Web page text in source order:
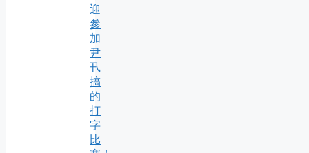
迎
參
加
尹
卂
搞
的
打
字
比